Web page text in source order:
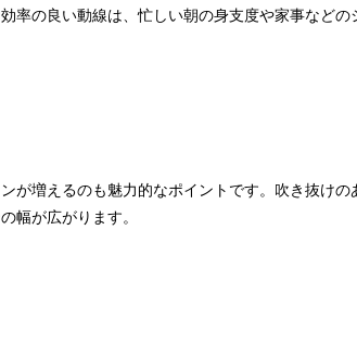
率の良い動線は、忙しい朝の身支度や家事などの
が増えるのも魅力的なポイントです。吹き抜けの
幅が広がります。